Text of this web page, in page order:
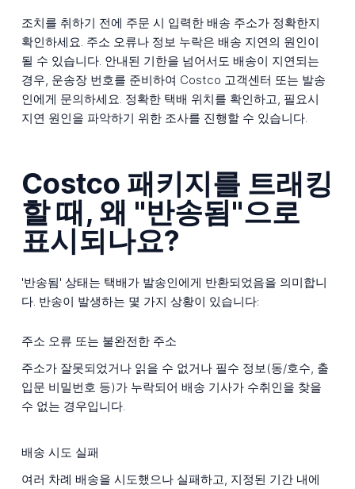
조치를 취하기 전에 주문 시 입력한 배송 주소가 정확한지
확인하세요. 주소 오류나 정보 누락은 배송 지연의 원인이
될 수 있습니다. 안내된 기한을 넘어서도 배송이 지연되는
경우, 운송장 번호를 준비하여 Costco 고객센터 또는 발송
인에게 문의하세요. 정확한 택배 위치를 확인하고, 필요시
지연 원인을 파악하기 위한 조사를 진행할 수 있습니다.
Costco 패키지를 트래킹
할 때, 왜 "반송됨"으로
표시되나요?
'반송됨' 상태는 택배가 발송인에게 반환되었음을 의미합니
다. 반송이 발생하는 몇 가지 상황이 있습니다:
주소 오류 또는 불완전한 주소
주소가 잘못되었거나 읽을 수 없거나 필수 정보(동/호수, 출
입문 비밀번호 등)가 누락되어 배송 기사가 수취인을 찾을
수 없는 경우입니다.
배송 시도 실패
여러 차례 배송을 시도했으나 실패하고, 지정된 기간 내에